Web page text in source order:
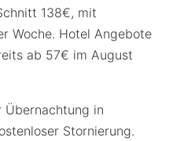
138€, mit
Woche. Hotel Angebote
ab 57€ im August
Übernachtung in
Stornierung.